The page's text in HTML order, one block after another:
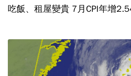
吃飯、租屋變貴 7月CPI年增